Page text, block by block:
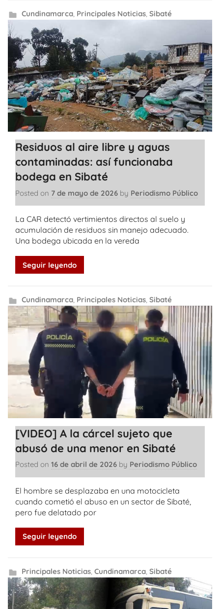
Cundinamarca, Principales Noticias, Sibaté
Residuos al aire libre y aguas
contaminadas: así funcionaba
bodega en Sibaté
Posted on 7 de mayo de 2026 by Periodismo Público
La CAR detectó vertimientos directos al suelo y
acumulación de residuos sin manejo adecuado.
Una bodega ubicada en la vereda
Seguir leyendo
Cundinamarca, Principales Noticias, Sibaté
[VIDEO] A la cárcel sujeto que
abusó de una menor en Sibaté
Posted on 16 de abril de 2026 by Periodismo Público
El hombre se desplazaba en una motocicleta
cuando cometió el abuso en un sector de Sibaté,
pero fue delatado por
Seguir leyendo
Principales Noticias, Cundinamarca, Sibaté